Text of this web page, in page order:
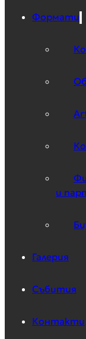
Формати
и
Галерия
Събития
Контакти